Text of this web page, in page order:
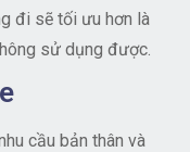
đi sẽ tối ưu hơn là
sử dụng được.
cầu bản thân và